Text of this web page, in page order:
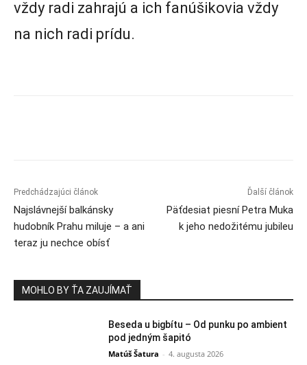
vždy radi zahrajú a ich fanúšikovia vždy
na nich radi prídu.
Predchádzajúci článok
Najslávnejší balkánsky
hudobník Prahu miluje – a ani
teraz ju nechce obísť
Ďalší článok
Päťdesiat piesní Petra Muka
k jeho nedožitému jubileu
MOHLO BY ŤA ZAUJÍMAŤ
Beseda u bigbítu – Od punku po ambient
pod jedným šapitó
Matúš Šatura - 4. augusta 2026